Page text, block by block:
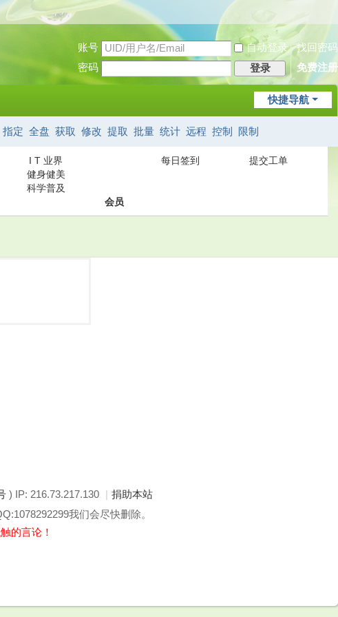
账号 自动登录
找回密码
密码
登录 免费注册
快捷导航
指定 全盘 获取 修改 提取 批量 统计 远程 控制 限制
I T 业界
健身健美
科学普及
会员
每日签到 提交工单
) IP: 216.73.217.130
捐助本站
我们会尽快删除。
的言论！